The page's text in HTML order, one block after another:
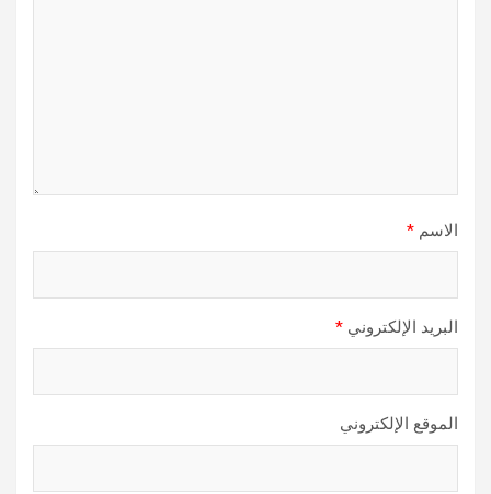
الاسم *
البريد الإلكتروني *
الموقع الإلكتروني